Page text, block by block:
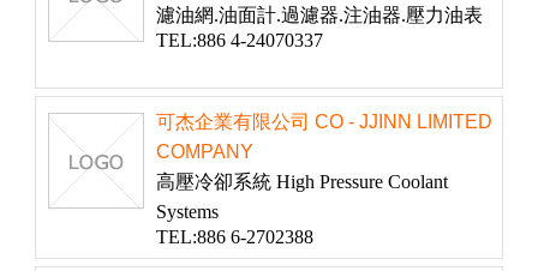
濾油網.油面計.過濾器.注油器.壓力油表
TEL:886 4-24070337
可杰企業有限公司 CO - JJINN LIMITED
COMPANY
高壓冷卻系統 High Pressure Coolant
Systems
TEL:886 6-2702388